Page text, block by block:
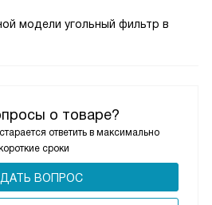
о товаре?
ответить в максимально
сроки
ВОПРОС
модели угольный фильтр в